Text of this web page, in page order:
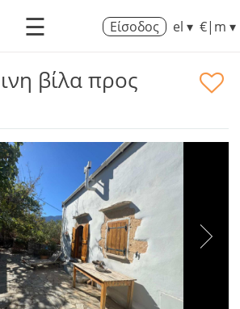
☰ Είσοδος el ▾ €|m ▾
βίλα προς